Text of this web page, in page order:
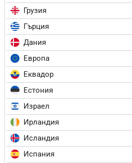
Грузия
Гърция
Дания
Европа
Еквадор
Естония
Израел
Ирландия
Исландия
Испания